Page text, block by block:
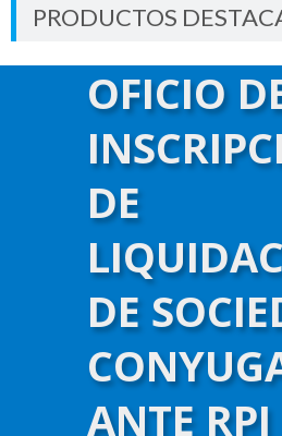
PRODUCTOS
Taller de Moratoria Previsional –
12,500.00
Pack de Cursos y Talleres en
14,800.00
Taller de Juicio por Reajuste de
Previsionales
12,500.00
OFICIO
DE
DE
ANTE